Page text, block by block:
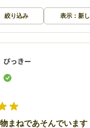
絞り込み 表示：新
ぴっきー
まねであそんでいます